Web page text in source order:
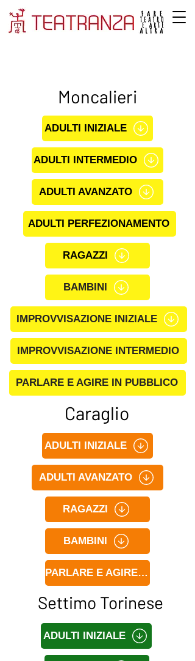
Moncalieri
ADULTI INIZIALE
ADULTI INTERMEDIO
ADULTI AVANZATO
ADULTI PERFEZIONAMENTO
RAGAZZI
BAMBINI
IMPROVVISAZIONE INIZIALE
IMPROVVISAZIONE INTERMEDIO
PARLARE E AGIRE IN PUBBLICO
Caraglio
ADULTI INIZIALE
ADULTI AVANZATO
RAGAZZI
BAMBINI
PARLARE E AGIRE IN PUBBLICO
Settimo Torinese
ADULTI INIZIALE